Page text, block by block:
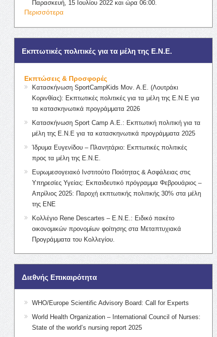
Παρασκευή, 15 Ιουλίου 2022 και ώρα 06:00.
Περισσότερα
Εκπτωτικές πολιτικές για τα μέλη της Ε.Ν.Ε.
Εκπτώσεις & Προσφορές
Κατασκήνωση SportCampKids Μον. Α.Ε. (Λουτράκι
Κορινθίας): Εκπτωτικές πολιτικές για τα μέλη της Ε.Ν.Ε για
τα κατασκηνωτικά προγράμματα 2026
Κατασκήνωση Sport Camp Α.Ε.: Εκπτωτική πολιτική για τα
μέλη της Ε.Ν.Ε για τα κατασκηνωτικά προγράμματα 2025
Ίδρυμα Ευγενίδου – Πλανητάριο: Εκπτωτικές πολιτικές
προς τα μέλη της Ε.Ν.Ε.
Ευρωμεσογειακό Ινστιτούτο Ποιότητας & Ασφάλειας στις
Υπηρεσίες Υγείας: Εκπαιδευτικό πρόγραμμα Φεβρουάριος –
Απρίλιος 2025: Παροχή εκπτωτικής πολιτικής 30% στα μέλη
της ΕΝΕ
Κολλέγιο Rene Descartes – Ε.Ν.Ε.: Ειδικό πακέτο
οικονομικών προνομίων φοίτησης στα Μεταπτυχιακά
Προγράμματα του Κολλεγίου.
Διεθνής Επικαιρότητα
WHO/Europe Scientific Advisory Board: Call for Experts
World Health Organization – International Council of Nurses:
State of the world’s nursing report 2025